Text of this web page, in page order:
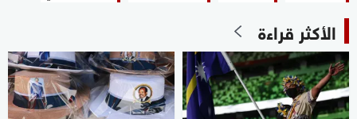
الأكثر قراءة